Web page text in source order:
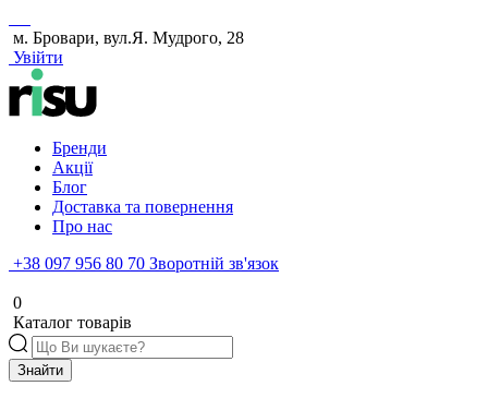
м. Бровари, вул.Я. Мудрого, 28
Увійти
Бренди
Акції
Блог
Доставка та повернення
Про нас
+38 097 956 80 70 Зворотній зв'язок
0
Каталог товарів
Знайти